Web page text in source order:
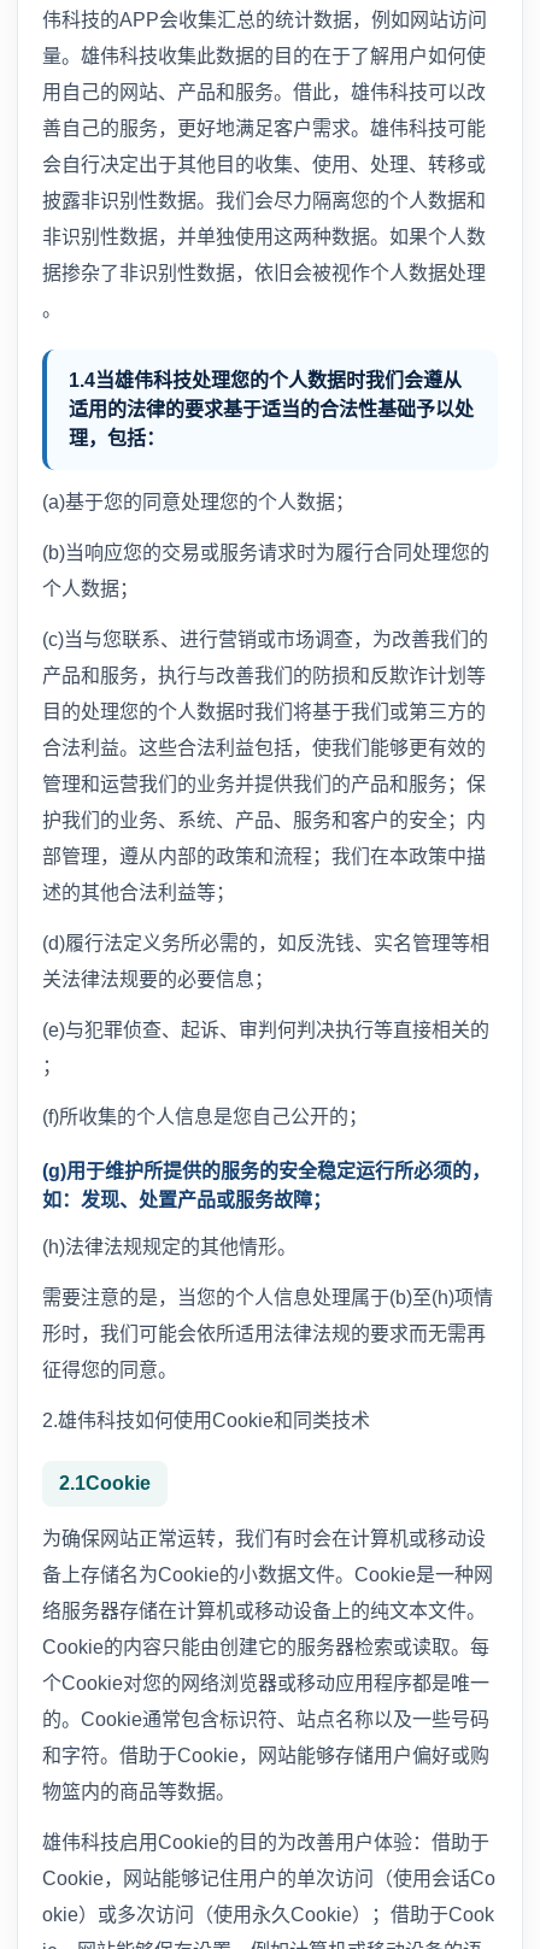
伟科技的APP会收集汇总的统计数据，例如网站访问
量。雄伟科技收集此数据的目的在于了解用户如何使
用自己的网站、产品和服务。借此，雄伟科技可以改
善自己的服务，更好地满足客户需求。雄伟科技可能
会自行决定出于其他目的收集、使用、处理、转移或
披露非识别性数据。我们会尽力隔离您的个人数据和
非识别性数据，并单独使用这两种数据。如果个人数
据掺杂了非识别性数据，依旧会被视作个人数据处理
。
1.4当雄伟科技处理您的个人数据时我们会遵从
适用的法律的要求基于适当的合法性基础予以处
理，包括：
(a)基于您的同意处理您的个人数据；
(b)当响应您的交易或服务请求时为履行合同处理您的
个人数据；
(c)当与您联系、进行营销或市场调查，为改善我们的
产品和服务，执行与改善我们的防损和反欺诈计划等
目的处理您的个人数据时我们将基于我们或第三方的
合法利益。这些合法利益包括，使我们能够更有效的
管理和运营我们的业务并提供我们的产品和服务；保
护我们的业务、系统、产品、服务和客户的安全；内
部管理，遵从内部的政策和流程；我们在本政策中描
述的其他合法利益等；
(d)履行法定义务所必需的，如反洗钱、实名管理等相
关法律法规要的必要信息；
(e)与犯罪侦查、起诉、审判何判决执行等直接相关的
；
(f)所收集的个人信息是您自己公开的；
(g)用于维护所提供的服务的安全稳定运行所必须的，
如：发现、处置产品或服务故障；
(h)法律法规规定的其他情形。
需要注意的是，当您的个人信息处理属于(b)至(h)项情
形时，我们可能会依所适用法律法规的要求而无需再
征得您的同意。
2.雄伟科技如何使用Cookie和同类技术
2.1Cookie
为确保网站正常运转，我们有时会在计算机或移动设
备上存储名为Cookie的小数据文件。Cookie是一种网
络服务器存储在计算机或移动设备上的纯文本文件。
Cookie的内容只能由创建它的服务器检索或读取。每
个Cookie对您的网络浏览器或移动应用程序都是唯一
的。Cookie通常包含标识符、站点名称以及一些号码
和字符。借助于Cookie，网站能够存储用户偏好或购
物篮内的商品等数据。
雄伟科技启用Cookie的目的为改善用户体验：借助于
Cookie，网站能够记住用户的单次访问（使用会话Co
okie）或多次访问（使用永久Cookie）；借助于Cook